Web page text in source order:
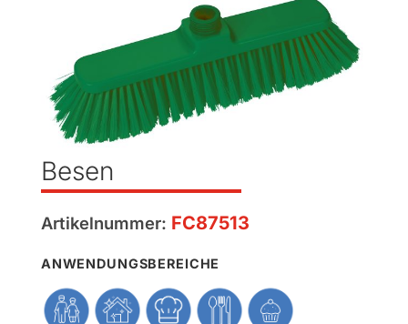
Besen
Artikelnummer: FC87513
ANWENDUNGSBEREICHE